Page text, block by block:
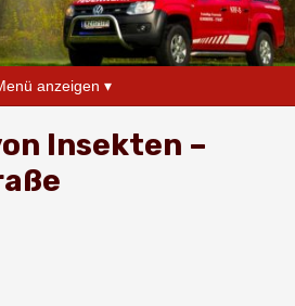
anzeigen ▾
Insekten –